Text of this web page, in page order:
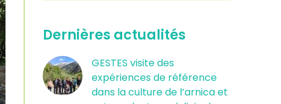
Dernières actualités
GESTES visite des
expériences de référence
dans la culture de l’arnica et